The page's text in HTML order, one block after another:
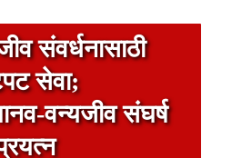
संवर्धनासाठी
सेवा;
वन्यजीव संघर्ष